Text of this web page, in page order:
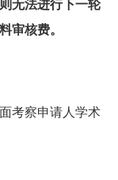
无法进行下一轮
审核费。
考察申请人学术